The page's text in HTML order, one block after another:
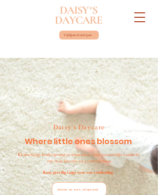
Vrijblijvend inschrijven
Daisy's Daycare
Where little ones blossom
Kleinschalige kinderopvang in Amsterdam, waar persoonlijke aandacht,
rust en liefdevolle zorg centraal staan
Kom gezellig langs voor een rondleiding
Maak nu een afspraak